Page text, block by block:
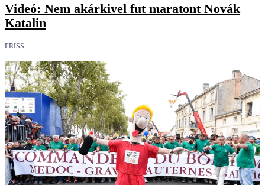
Videó: Nem akárkivel fut maratont Novák
Katalin
FRISS